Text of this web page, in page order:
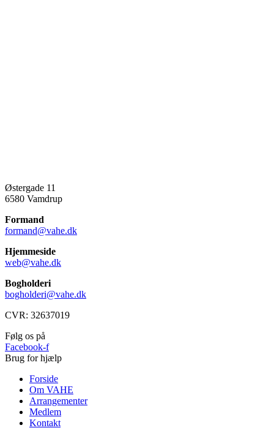
Østergade 11
6580 Vamdrup
Formand
formand@vahe.dk
Hjemmeside
web@vahe.dk
Bogholderi
bogholderi@vahe.dk
CVR: 32637019
Følg os på
Facebook-f
Brug for hjælp
Forside
Om VAHE
Arrangementer
Medlem
Kontakt